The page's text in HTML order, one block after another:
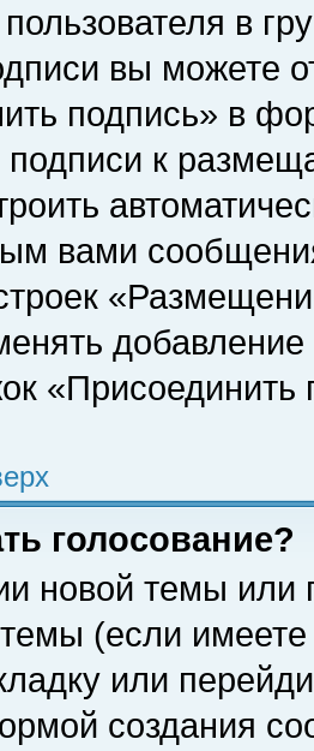
в
вы можете
подпись» в
подписи к
вами
«Присоединить
голосование?
новой темы или
(если
или
создания